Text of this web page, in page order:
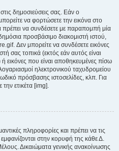
δημοσιεύσεις σας. Εάν ο
να φορτώσετε την εικόνα στο
να συνδέσετε με παραπομπή μία
προσβάσιμο διακομιστή ιστού,
Δεν μπορείτε να συνδέσετε εικόνες
σας τοπικά (εκτός εάν αυτός είναι
εικόνες που είναι αποθηκευμένες πίσω
ηλεκτρονικού ταχυδρομείου
πρόσβασης ιστοσελίδες, κλπ. Για
την ετικέτα [img].
πληροφορίες και πρέπει να τις
εμφανίζονται στην κορυφή της κάθε Δ.
Δικαιώματα γενικής ανακοίνωσης